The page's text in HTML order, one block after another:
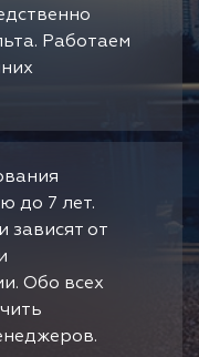
Работаем
до 7 лет.
зависят от
Обо всех